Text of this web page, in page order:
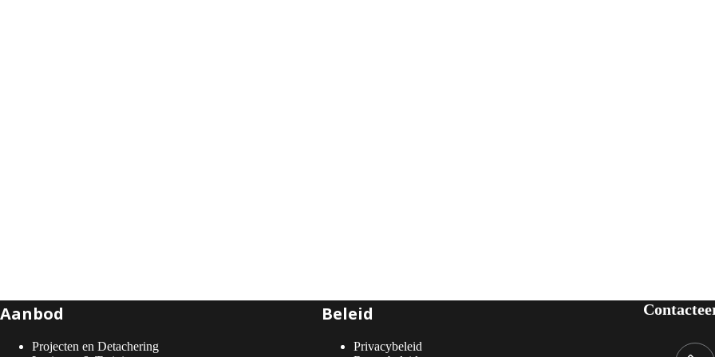
Aanbod
Projecten en Detachering
Beleid
Privacybeleid